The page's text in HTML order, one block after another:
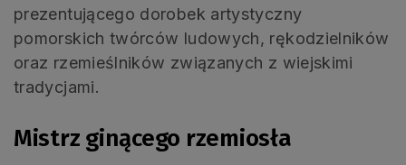
prezentującego dorobek artystyczny
pomorskich twórców ludowych, rękodzielników
oraz rzemieślników związanych z wiejskimi
tradycjami.
Mistrz ginącego rzemiosła